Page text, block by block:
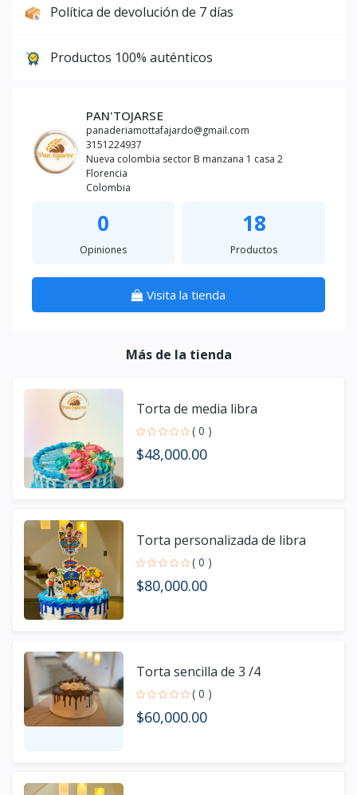
Política de devolución de 7 días
Productos 100% auténticos
PAN'TOJARSE
panaderiamottafajardo@gmail.com
3151224937
Nueva colombia sector B manzana 1 casa 2
Florencia
Colombia
0
Opiniones
18
Productos
Visita la tienda
Más de la tienda
Torta de media libra
( 0 )
$48,000.00
Torta personalizada de libra
( 0 )
$80,000.00
Torta sencilla de 3 /4
( 0 )
$60,000.00